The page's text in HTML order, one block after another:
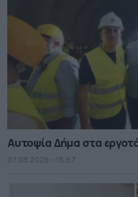
Αυτοψία Δήμα στα
07.08.2026 - 15.57